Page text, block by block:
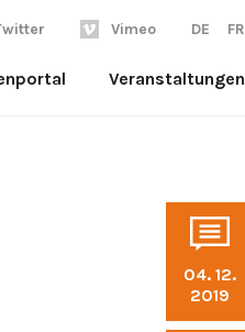
Vimeo DE FR
Veranstaltungen
04. 12.
2019